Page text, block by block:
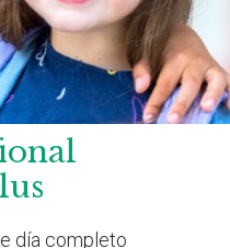
día completo